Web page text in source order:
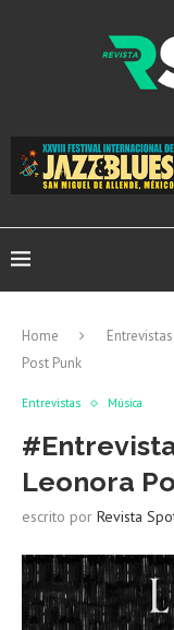
Home Entrevistas
Post Punk
Entrevistas Música
Leonora
escrito por Revista